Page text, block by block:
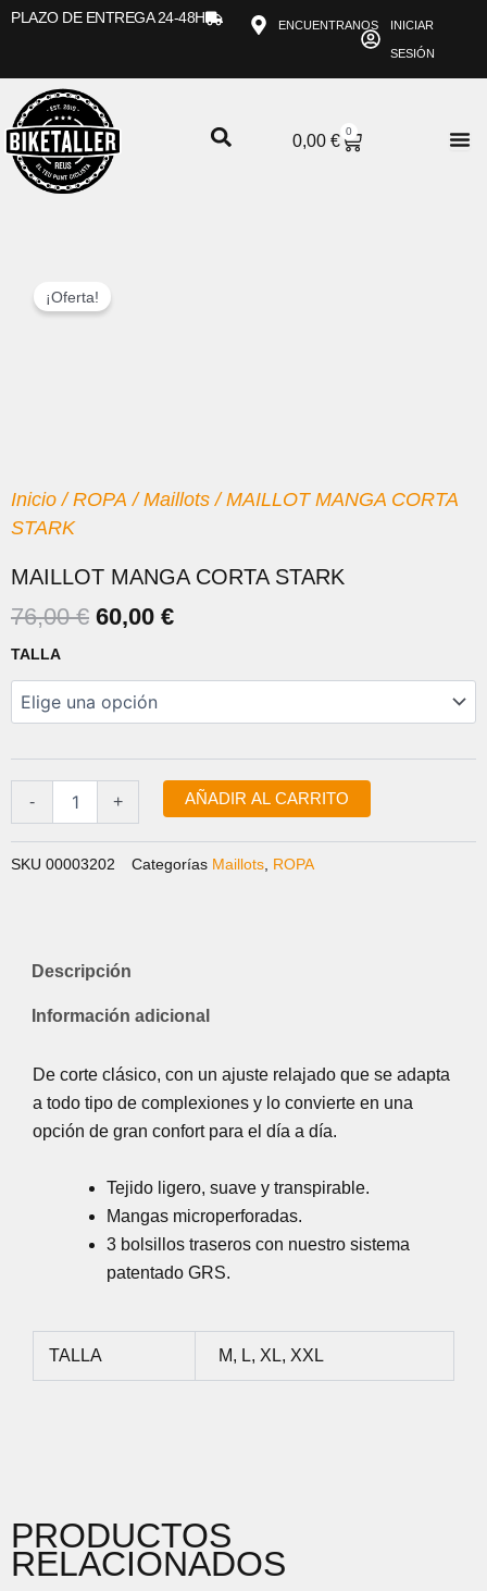
PLAZO DE ENTREGA 24-48H ENCUENTRANOS INICIAR
SESIÓN
0,00€
0
CARRITO
¡Oferta!
Inicio /ROPA /Maillots / MAILLOT MANGA CORTA
STARK
MAILLOT MANGA CORTA STARK
76,00€ EL
ERA:
76,00 €.
60,00 €EL
60,00 €.
TALLA
-
MAILLOT
STARK
+ AÑADIR AL CARRITO
SKU 00003202 Categorías Maillots, ROPA
Descripción
Información adicional
De corte clásico, con un ajuste relajado que se adapta
a todo tipo de complexiones y lo convierte en una
opción de gran confort para el día a día.
Tejido ligero, suave y transpirable.
Mangas microperforadas.
3 bolsillos traseros con nuestro sistema
patentado GRS.
TALLA M, L, XL, XXL
PRODUCTOS
RELACIONADOS